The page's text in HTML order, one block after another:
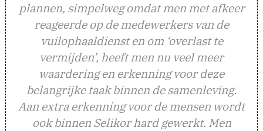
plannen, simpelweg omdat men met afkeer
reageerde op de medewerkers van de
vuilophaaldienst en om ‘overlast te
vermijden’, heeft men nu veel meer
waardering en erkenning voor deze
belangrijke taak binnen de samenleving.
Aan extra erkenning voor de mensen wordt
ook binnen Selikor hard gewerkt. Men